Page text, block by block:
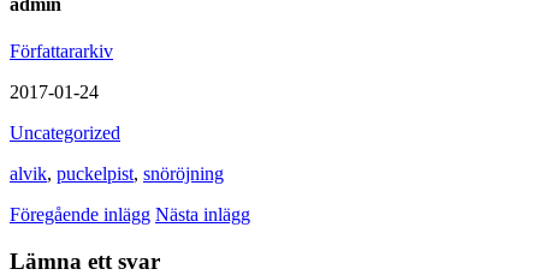
Författararkiv
2017-01-24
Uncategorized
alvik, puckelpist, snöröjning
Föregående inlägg Nästa inlägg
Lämna ett svar